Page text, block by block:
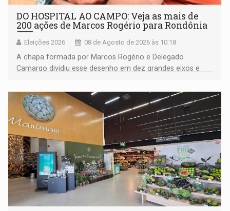
DO HOSPITAL AO CAMPO: Veja as mais de
200 ações de Marcos Rogério para Rondônia
Eleições 2026 08 de Agosto de 2026 às 10:18
A chapa formada por Marcos Rogério e Delegado
Camargo dividiu esse desenho em dez grandes eixos e